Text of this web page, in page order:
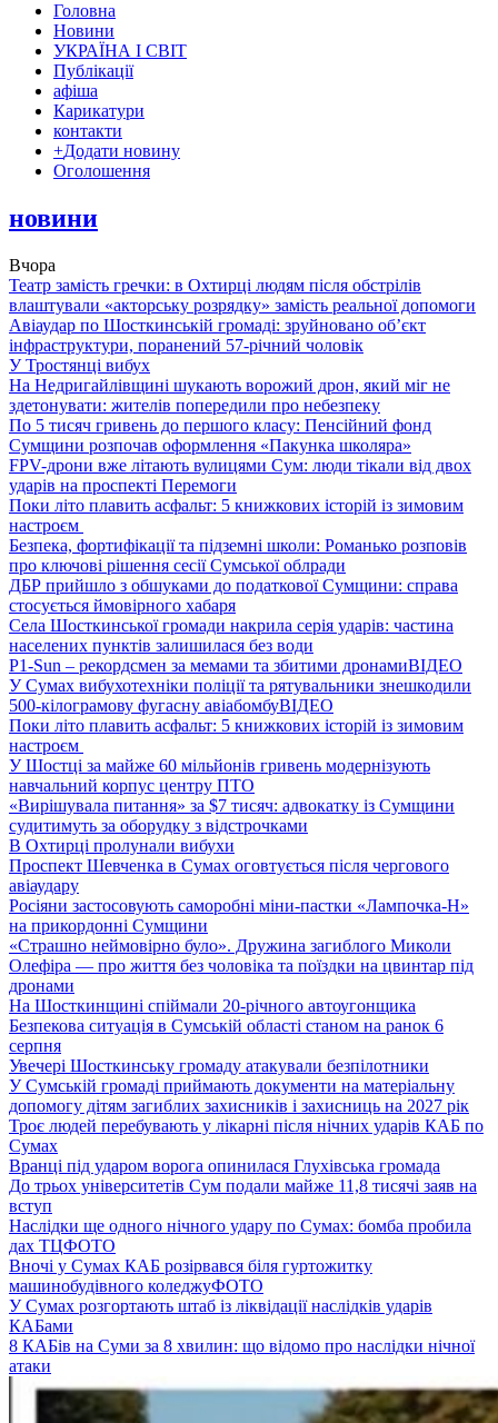
Головна
Новини
УКРАЇНА І СВІТ
Публікації
афіша
Карикатури
контакти
+Додати новину
Оголошення
новини
Вчора
Театр замість гречки: в Охтирці людям після обстрілів
влаштували «акторську розрядку» замість реальної допомоги
Авіаудар по Шосткинській громаді: зруйновано об’єкт
інфраструктури, поранений 57-річний чоловік
У Тростянці вибух
На Недригайлівщині шукають ворожий дрон, який міг не
здетонувати: жителів попередили про небезпеку
По 5 тисяч гривень до першого класу: Пенсійний фонд
Сумщини розпочав оформлення «Пакунка школяра»
FPV-дрони вже літають вулицями Сум: люди тікали від двох
ударів на проспекті Перемоги
Поки літо плавить асфальт: 5 книжкових історій із зимовим
настроєм
Безпека, фортифікації та підземні школи: Романько розповів
про ключові рішення сесії Сумської облради
ДБР прийшло з обшуками до податкової Сумщини: справа
стосується ймовірного хабаря
Села Шосткинської громади накрила серія ударів: частина
населених пунктів залишилася без води
P1-Sun – рекордсмен за мемами та збитими дронамиВІДЕО
У Сумах вибухотехніки поліції та рятувальники знешкодили
500-кілограмову фугасну авіабомбуВІДЕО
Поки літо плавить асфальт: 5 книжкових історій із зимовим
настроєм
У Шостці за майже 60 мільйонів гривень модернізують
навчальний корпус центру ПТО
«Вирішувала питання» за $7 тисяч: адвокатку із Сумщини
судитимуть за оборудку з відстрочками
В Охтирці пролунали вибухи
Проспект Шевченка в Сумах оговтується після чергового
авіаудару
Росіяни застосовують саморобні міни-пастки «Лампочка-Н»
на прикордонні Сумщини
«Страшно неймовірно було». Дружина загиблого Миколи
Олефіра — про життя без чоловіка та поїздки на цвинтар під
дронами
На Шосткинщині спіймали 20-річного автоугонщика
Безпекова ситуація в Сумській області станом на ранок 6
серпня
Увечері Шосткинську громаду атакували безпілотники
У Сумській громаді приймають документи на матеріальну
допомогу дітям загиблих захисників і захисниць на 2027 рік
Троє людей перебувають у лікарні після нічних ударів КАБ по
Сумах
Вранці під ударом ворога опинилася Глухівська громада
До трьох університетів Сум подали майже 11,8 тисячі заяв на
вступ
Наслідки ще одного нічного удару по Сумах: бомба пробила
дах ТЦФОТО
Вночі у Сумах КАБ розірвався біля гуртожитку
машинобудівного коледжуФОТО
У Сумах розгортають штаб із ліквідації наслідків ударів
КАБами
8 КАБів на Суми за 8 хвилин: що відомо про наслідки нічної
атаки